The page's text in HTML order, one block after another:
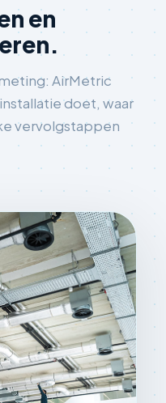
en
AirMetric
doet, waar
vervolgstappen